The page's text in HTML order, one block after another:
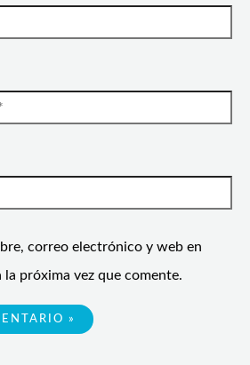
correo electrónico y web en
la próxima vez que comente.